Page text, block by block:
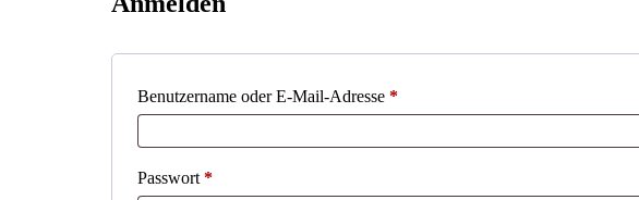
Benutzername oder E-Mail-Adresse *
Passwort *